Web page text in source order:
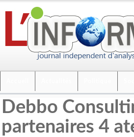
Debbo
partenaires 4